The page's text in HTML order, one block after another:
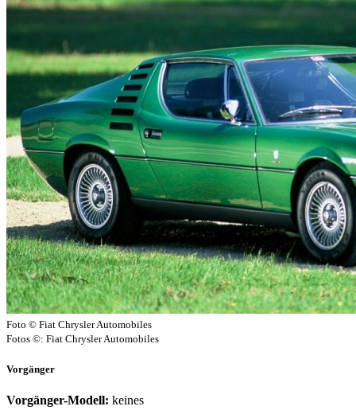
Foto © Fiat Chrysler Automobiles
Fotos ©: Fiat Chrysler Automobiles
Vorgänger
Vorgänger-Modell: keines